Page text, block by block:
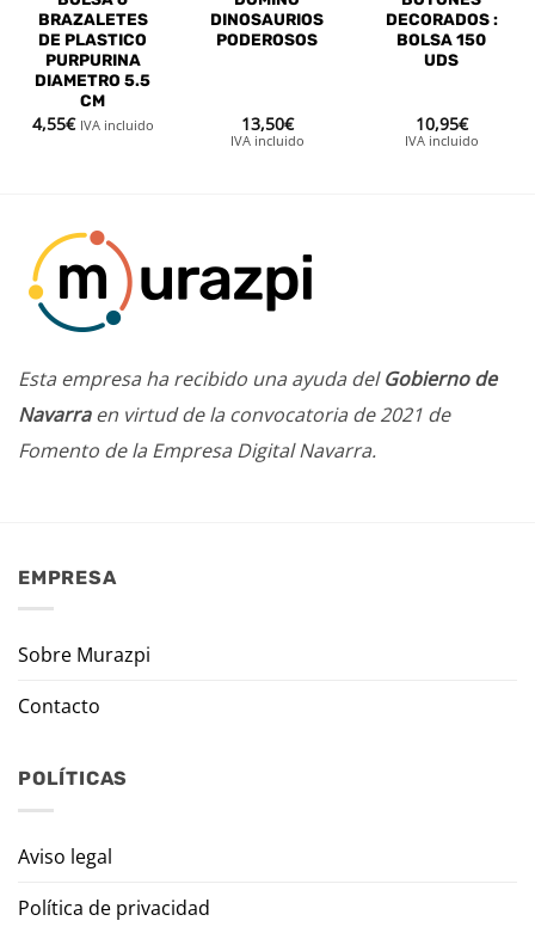
BRAZALETES
DE PLASTICO
PURPURINA
DIAMETRO 5.5
CM
4,55€ IVA incluido
DINOSAURIOS
PODEROSOS
13,50€
IVA incluido
DECORADOS :
BOLSA 150
UDS
10,95€
IVA incluido
Esta empresa ha recibido una ayuda delGobierno de
Navarraen virtud de la convocatoria de 2021 de
Fomento de la Empresa Digital Navarra.
EMPRESA
Sobre Murazpi
Contacto
POLÍTICAS
Aviso legal
Política de privacidad